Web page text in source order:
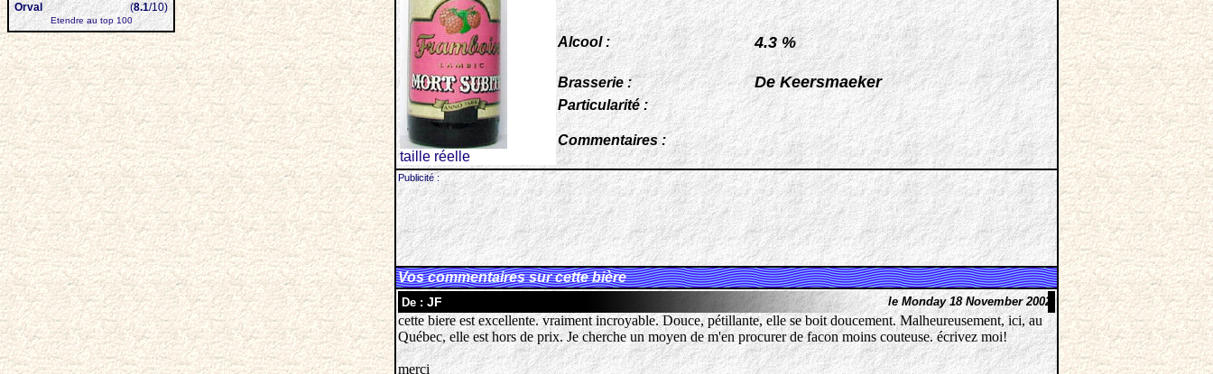
Orval
(8.1/10)
Etendre au top 100
taille réelle
Alcool : 4.3 %
Brasserie : De Keersmaeker
Particularité :
Commentaires :
Publicité :
Vos commentaires sur cette bière
De : JF le Monday 18 November 2002
cette biere est excellente. vraiment incroyable. Douce, pétillante, elle se boit doucement. Malheureusement, ici, au
Québec, elle est hors de prix. Je cherche un moyen de m'en procurer de facon moins couteuse. écrivez moi!
merci